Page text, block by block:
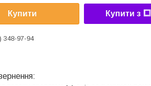
Купити Купити з
348-97-94